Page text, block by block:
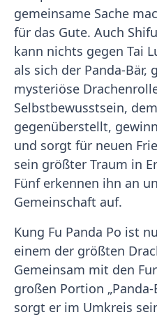
gemeinsame Sache
für das Gute. Auch
kann nichts gegen Tai
als sich der Panda-Bär,
mysteriöse
Selbstbewusstsein,
gegenüberstellt,
und sorgt für neuen
sein größter Traum in
Fünf erkennen ihn an
Gemeinschaft auf.
Kung Fu Panda Po ist
einem der größten
Gemeinsam mit den
großen Portion
sorgt er im Umkreis